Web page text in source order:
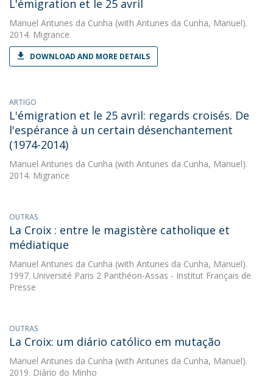
L'émigration et le 25 avril
Manuel Antunes da Cunha (with Antunes da Cunha, Manuel).
2014. Migrance
DOWNLOAD AND MORE DETAILS
ARTIGO
L'émigration et le 25 avril: regards croisés. De
l'espérance à un certain désenchantement
(1974-2014)
Manuel Antunes da Cunha (with Antunes da Cunha, Manuel).
2014. Migrance
OUTRAS
La Croix : entre le magistère catholique et
médiatique
Manuel Antunes da Cunha (with Antunes da Cunha, Manuel).
1997. Université Paris 2 Panthéon-Assas - Institut Français de
Presse
OUTRAS
La Croix: um diário católico em mutação
Manuel Antunes da Cunha (with Antunes da Cunha, Manuel).
2019. Diário do Minho